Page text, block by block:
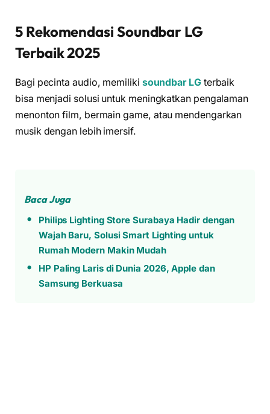
5 Rekomendasi Soundbar LG
Terbaik 2025
Bagi pecinta audio, memiliki soundbar LGterbaik
bisa menjadi solusi untuk meningkatkan pengalaman
menonton film, bermain game, atau mendengarkan
musik dengan lebih imersif.
Baca Juga
Philips Lighting Store Surabaya Hadir dengan
Wajah Baru, Solusi Smart Lighting untuk
Rumah Modern Makin Mudah
HP Paling Laris di Dunia 2026, Apple dan
Samsung Berkuasa